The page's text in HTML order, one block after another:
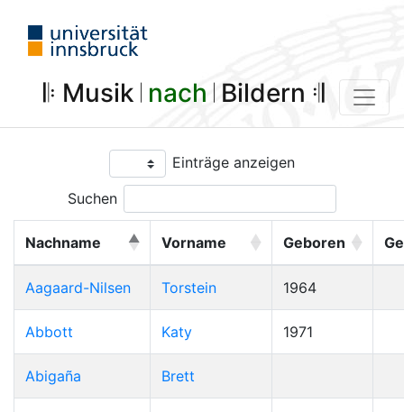
𝄆 Musik 𝄀 nach 𝄀 Bildern 𝄇
Einträge anzeigen
Suchen
Nachname Vorname Geboren
Aagaard-Nilsen Torstein 1964
Abbott Katy 1971
Abigaña Brett